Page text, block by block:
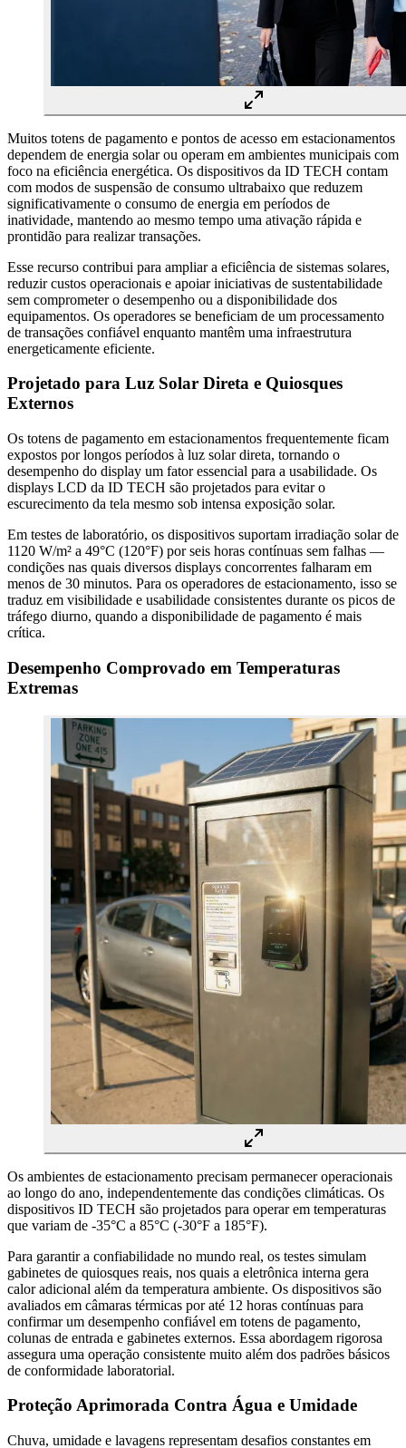
Muitos totens de pagamento e pontos de acesso em estacionamentos
dependem de energia solar ou operam em ambientes municipais com
foco na eficiência energética. Os dispositivos da ID TECH contam
com modos de suspensão de consumo ultrabaixo que reduzem
significativamente o consumo de energia em períodos de
inatividade, mantendo ao mesmo tempo uma ativação rápida e
prontidão para realizar transações.
Esse recurso contribui para ampliar a eficiência de sistemas solares,
reduzir custos operacionais e apoiar iniciativas de sustentabilidade
sem comprometer o desempenho ou a disponibilidade dos
equipamentos. Os operadores se beneficiam de um processamento
de transações confiável enquanto mantêm uma infraestrutura
energeticamente eficiente.
Projetado para Luz Solar Direta e Quiosques
Externos
Os totens de pagamento em estacionamentos frequentemente ficam
expostos por longos períodos à luz solar direta, tornando o
desempenho do display um fator essencial para a usabilidade. Os
displays LCD da ID TECH são projetados para evitar o
escurecimento da tela mesmo sob intensa exposição solar.
Em testes de laboratório, os dispositivos suportam irradiação solar de
1120 W/m² a 49°C (120°F) por seis horas contínuas sem falhas —
condições nas quais diversos displays concorrentes falharam em
menos de 30 minutos. Para os operadores de estacionamento, isso se
traduz em visibilidade e usabilidade consistentes durante os picos de
tráfego diurno, quando a disponibilidade de pagamento é mais
crítica.
Desempenho Comprovado em Temperaturas
Extremas
Os ambientes de estacionamento precisam permanecer operacionais
ao longo do ano, independentemente das condições climáticas. Os
dispositivos ID TECH são projetados para operar em temperaturas
que variam de -35°C a 85°C (-30°F a 185°F).
Para garantir a confiabilidade no mundo real, os testes simulam
gabinetes de quiosques reais, nos quais a eletrônica interna gera
calor adicional além da temperatura ambiente. Os dispositivos são
avaliados em câmaras térmicas por até 12 horas contínuas para
confirmar um desempenho confiável em totens de pagamento,
colunas de entrada e gabinetes externos. Essa abordagem rigorosa
assegura uma operação consistente muito além dos padrões básicos
de conformidade laboratorial.
Proteção Aprimorada Contra Água e Umidade
Chuva, umidade e lavagens representam desafios constantes em